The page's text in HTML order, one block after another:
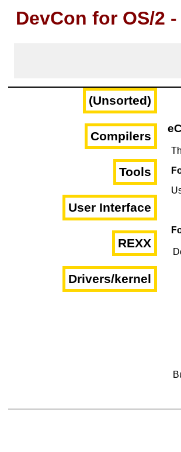
DevCon for OS/2
(Unsorted)
Compilers
Tools
User Interface
REXX
Drivers/kernel